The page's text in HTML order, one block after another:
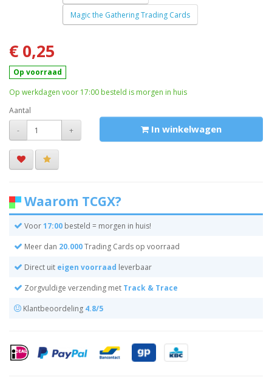
Magic the Gathering Trading Cards
€ 0,25
Op voorraad
Op werkdagen voor 17:00 besteld is morgen in huis
Aantal
-
+ In winkelwagen
Waarom TCGX?
Voor17:00 besteld = morgen in huis!
Meer dan 20.000Trading Cards op voorraad
Direct uit eigen voorraad leverbaar
Zorgvuldige verzending met Track & Trace
Klantbeoordeling 4.8/5